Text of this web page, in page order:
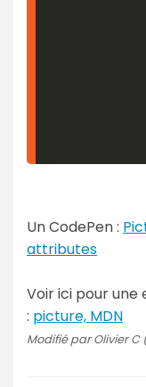
Un CodePen :
attributes
Voir ici pour
: picture, MDN
Modifié par Olivier C